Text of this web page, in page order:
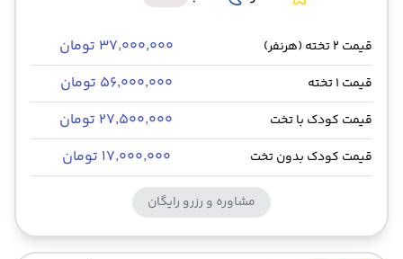
قیمت 2 تخته (هرنفر) ۳۷٬۰۰۰٬۰۰۰ تومان
قیمت 1 تخته ۵۶٬۰۰۰٬۰۰۰ تومان
قیمت کودک با تخت ۲۷٬۵۰۰٬۰۰۰ تومان
قیمت کودک بدون تخت ۱۷٬۰۰۰٬۰۰۰ تومان
مشاوره و رزرو رایگان